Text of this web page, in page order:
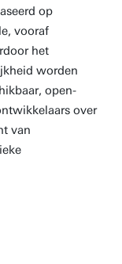
op
vooraf
het
worden
open-
over
van